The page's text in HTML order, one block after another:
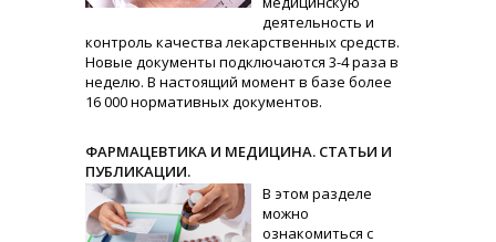
деятельность и
контроль качества лекарственных средств.
Новые документы подключаются 3-4 раза в
неделю. В настоящий момент в базе более
16 000 нормативных документов.
ФАРМАЦЕВТИКА И МЕДИЦИНА. СТАТЬИ И
ПУБЛИКАЦИИ.
В этом разделе
можно
ознакомиться с